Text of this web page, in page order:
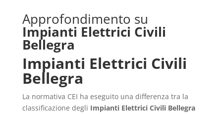
Approfondimento su
Impianti Elettrici Civili
Bellegra
Impianti Elettrici Civili
Bellegra
La normativa CEI ha eseguito una differenza tra la
classificazione degli Impianti Elettrici Civili Bellegra